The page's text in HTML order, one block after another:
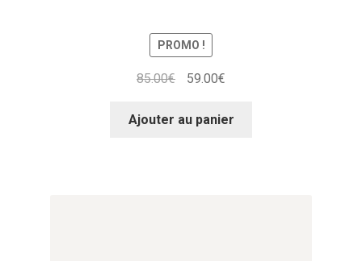
PROMO !
85.00€
Le
initial
59.00€Le
actuel
Ajouter au panier